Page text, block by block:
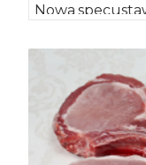
Nowa